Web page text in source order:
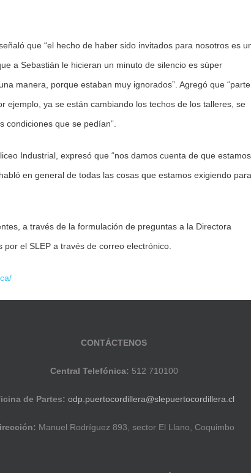
que “el hecho de haber sido invitados para nosotros es
a Sebastián le hicieran un minuto de silencio es súper
manera, porque estaban muy ignorados”. Agregó que
ejemplo, ya se están cambiando los techos de los talleres, se
que se pedían”.
Industrial, expresó que “nos damos cuenta de que estamos
en general de todas las cosas que estamos exigiendo para
a través de la formulación de preguntas a la Directora
el SLEP a través de correo electrónico.
CONTÁCTENOS
Central Telefónica: 512 710100
de Partes: odp.puertocordillera@slepuertocordillera.cl
Manuel Rodríguez 893, sector El Llano, Coquimbo